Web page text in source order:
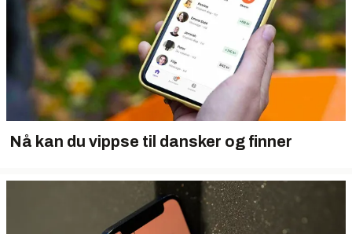
Nå kan du vippse til dansker og finner